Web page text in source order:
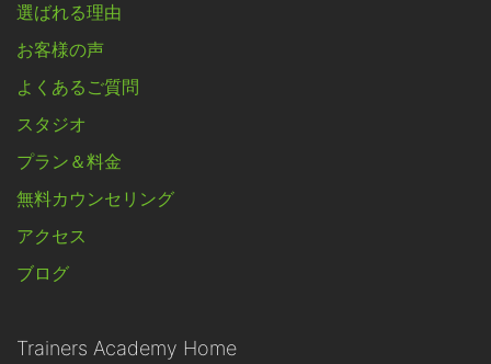
選ばれる理由
お客様の声
よくあるご質問
スタジオ
プラン＆料金
無料カウンセリング
アクセス
ブログ
Trainers Academy Home